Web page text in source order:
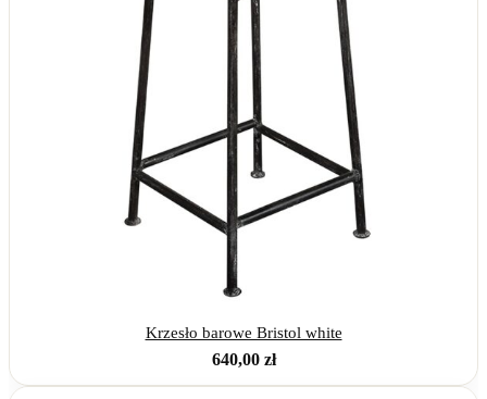
Krzesło barowe Bristol white
640,00 zł